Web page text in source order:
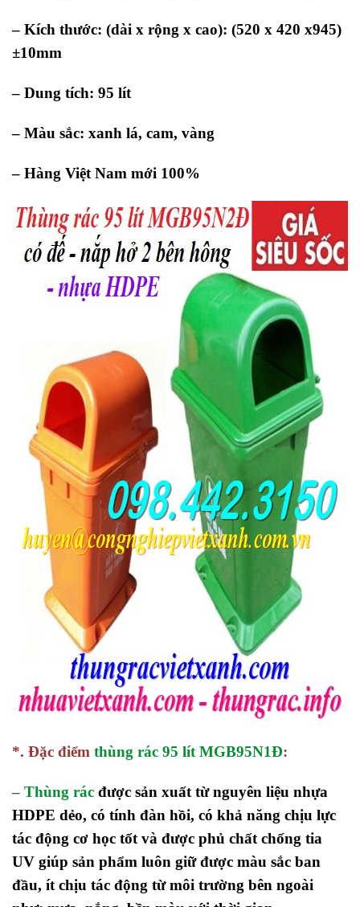
– Kích thước: (dài x rộng x cao): (520 x 420 x945)
±10mm
– Dung tích: 95 lít
– Màu sắc: xanh lá, cam, vàng
– Hàng Việt Nam mới 100%
*. Đặc điểm thùng rác 95 lít MGB95N1Đ:
– Thùng rác được sản xuất từ nguyên liệu nhựa
HDPE dẻo, có tính đàn hồi, có khả năng chịu lực
tác động cơ học tốt và được phủ chất chống tia
UV giúp sản phẩm luôn giữ được màu sắc ban
đầu, ít chịu tác động từ môi trường bên ngoài